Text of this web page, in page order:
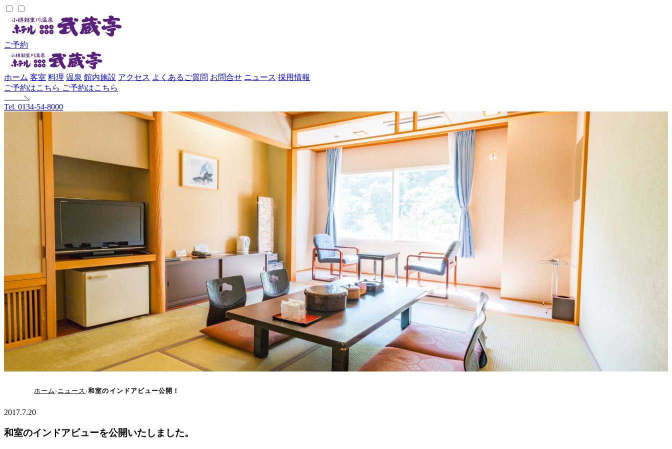
ご予約
ホーム 客室 料理 温泉 館内施設 アクセス よくあるご質問 お問合せ ニュース 採用情報
ご予約はこちら ご予約はこちら
Tel. 0134-54-8000
和室のインドアビュー公開！
ホーム ニュース 和室のインドアビュー公開！
2017.7.20
和室のインドアビューを公開いたしました。